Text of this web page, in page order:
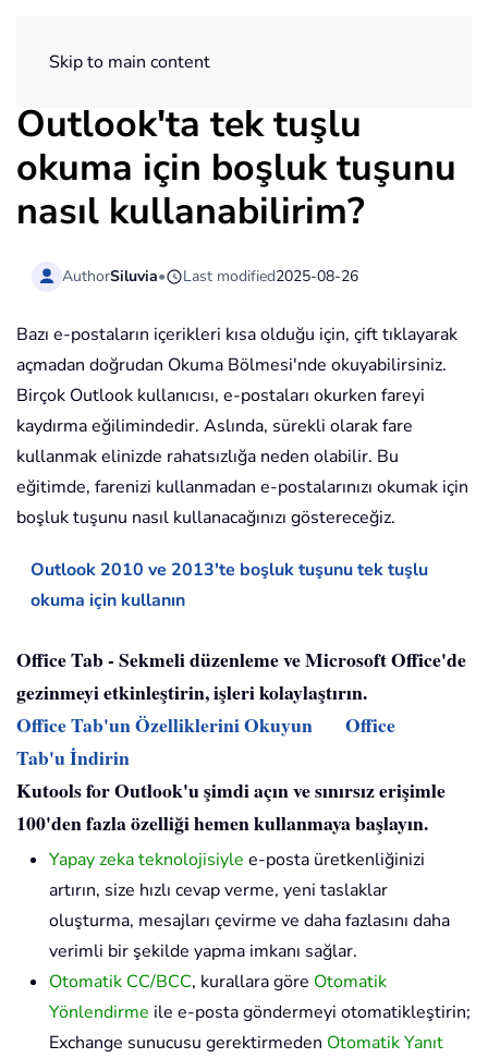
Skip to main content
Outlook'ta tek tuşlu
okuma için boşluk tuşunu
nasıl kullanabilirim?
AuthorSiluvia• Last modified2025-08-26
Bazı e-postaların içerikleri kısa olduğu için, çift tıklayarak
açmadan doğrudan Okuma Bölmesi'nde okuyabilirsiniz.
Birçok Outlook kullanıcısı, e-postaları okurken fareyi
kaydırma eğilimindedir. Aslında, sürekli olarak fare
kullanmak elinizde rahatsızlığa neden olabilir. Bu
eğitimde, farenizi kullanmadan e-postalarınızı okumak için
boşluk tuşunu nasıl kullanacağınızı göstereceğiz.
Outlook 2010 ve 2013'te boşluk tuşunu tek tuşlu
okuma için kullanın
Office Tab - Sekmeli düzenleme ve Microsoft Office'de
gezinmeyi etkinleştirin, işleri kolaylaştırın.
Office Tab'un Özelliklerini Okuyun
Office
Tab'u İndirin
Kutools for Outlook'u şimdi açın ve sınırsız erişimle
100'den fazla özelliği hemen kullanmaya başlayın.
Yapay zeka teknolojisiyle e-posta üretkenliğinizi
artırın, size hızlı cevap verme, yeni taslaklar
oluşturma, mesajları çevirme ve daha fazlasını daha
verimli bir şekilde yapma imkanı sağlar.
Otomatik CC/BCC, kurallara göre Otomatik
Yönlendirme ile e-posta göndermeyi otomatikleştirin;
Exchange sunucusu gerektirmeden Otomatik Yanıt